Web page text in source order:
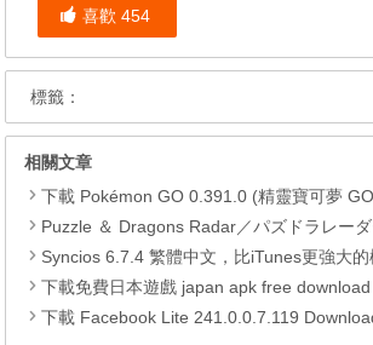
喜歡 454
標籤：
相關文章
下載 Pokémon GO 0.391.0 (精靈寶可夢 GO)，
Puzzle ＆ Dragons Radar／パズドラレー
Syncios 6.7.4 繁體中文，比iTunes更強大的檔案
下載免費日本遊戲 japan apk free download
下載 Facebook Lite 241.0.0.7.119 Download